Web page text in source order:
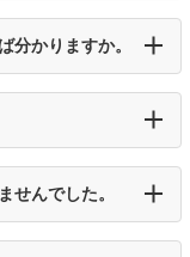
分かりますか。
せんでした。